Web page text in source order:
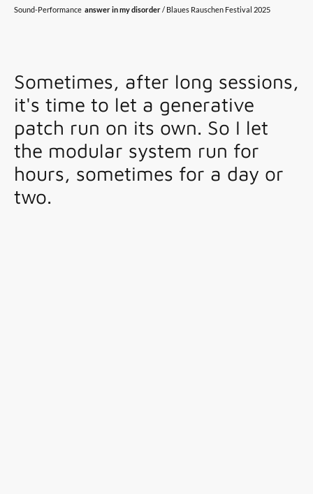
Sound-Performance answer in my disorder/ Blaues Rauschen Festival 2025
Sometimes, after long sessions,
it's time to let a generative
patch run on its own. So I let
the modular system run for
hours, sometimes for a day or
two.